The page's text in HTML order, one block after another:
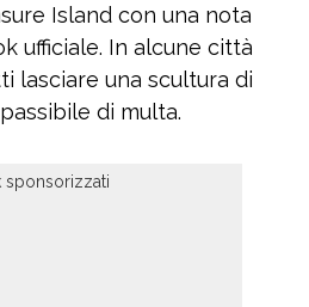
Island con una nota
ufficiale. In alcune città
lasciare una scultura di
di multa.